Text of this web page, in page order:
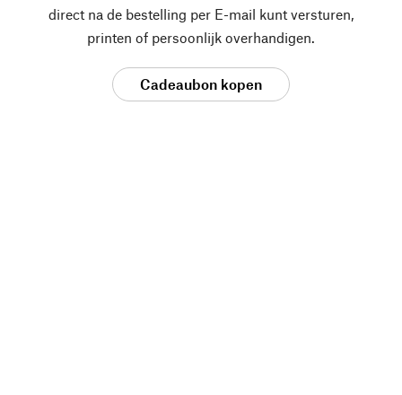
direct na de bestelling per E-mail kunt versturen,
printen of persoonlijk overhandigen.
Cadeaubon kopen